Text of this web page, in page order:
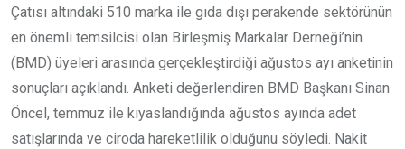
Çatısı altındaki 510 marka ile gıda dışı perakende sektörünün
en önemli temsilcisi olan Birleşmiş Markalar Derneği’nin
(BMD) üyeleri arasında gerçekleştirdiği ağustos ayı anketinin
sonuçları açıklandı. Anketi değerlendiren BMD Başkanı Sinan
Öncel, temmuz ile kıyaslandığında ağustos ayında adet
satışlarında ve ciroda hareketlilik olduğunu söyledi. Nakit